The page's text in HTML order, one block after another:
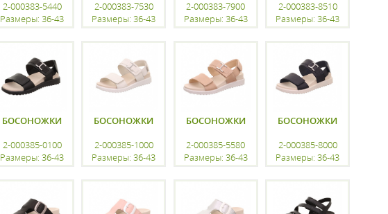
2-000383-5440
Размеры: 36-43
2-000383-7530
Размеры: 36-43
2-000383-7900
Размеры: 36-43
2-000383-8510
Размеры: 36-43
БОСОНОЖКИ
2-000385-0100
Размеры: 36-43
БОСОНОЖКИ
2-000385-1000
Размеры: 36-43
БОСОНОЖКИ
2-000385-5580
Размеры: 36-43
БОСОНОЖКИ
2-000385-8000
Размеры: 36-43